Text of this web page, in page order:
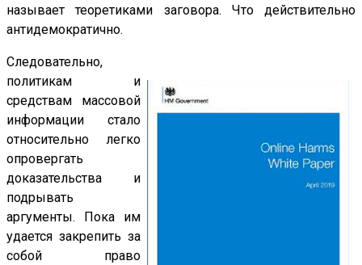
называет теоретиками заговора. Что действительно
антидемократично.
Следовательно,
политикам и
средствам массовой
информации стало
относительно легко
опровергать
доказательства и
подрывать
аргументы. Пока им
удается закрепить за
собой право